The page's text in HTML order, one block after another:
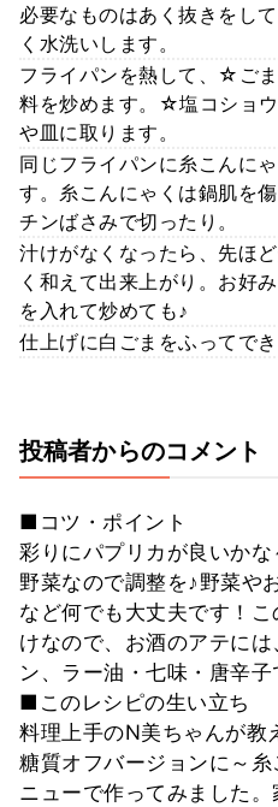
必要なものはあく抜きをし
く水洗いします。
フライパンを熱して、☆ご
料を炒めます。☆塩コショ
や皿に取ります。
同じフライパンに糸こんに
す。糸こんにゃくは鍋肌を
チンばさみで切ったり。
汁けがなくなったら、先ほ
く和えて出来上がり。お好
を入れて炒めても♪
仕上げに白ごまをふってで
投稿者からのコメント
■コツ・ポイント
彩りにパプリカが良いか
野菜なので調整を♪野菜や
など何でも大丈夫です！
けなので、お酒のアテに
ン、ラー油・七味・唐辛
■このレシピの生い立ち
料理上手のN美ちゃんが教
糖質オフバージョンに～
ニューで作ってみました